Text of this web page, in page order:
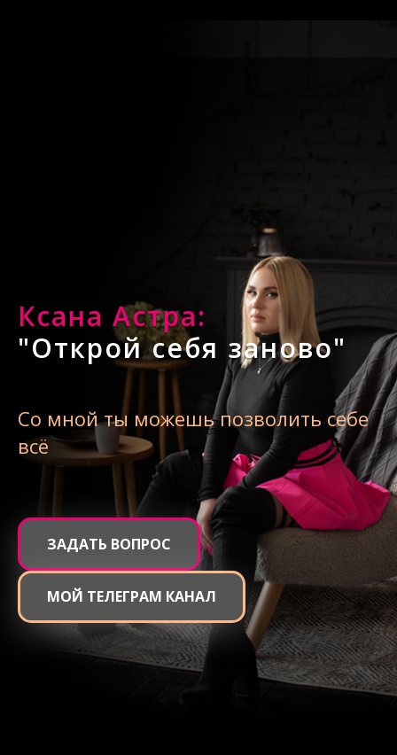
Ксана Астра:
"Открой себя заново"
Со мной ты можешь позволить себе
всё
ЗАДАТЬ ВОПРОС
МОЙ ТЕЛЕГРАМ КАНАЛ